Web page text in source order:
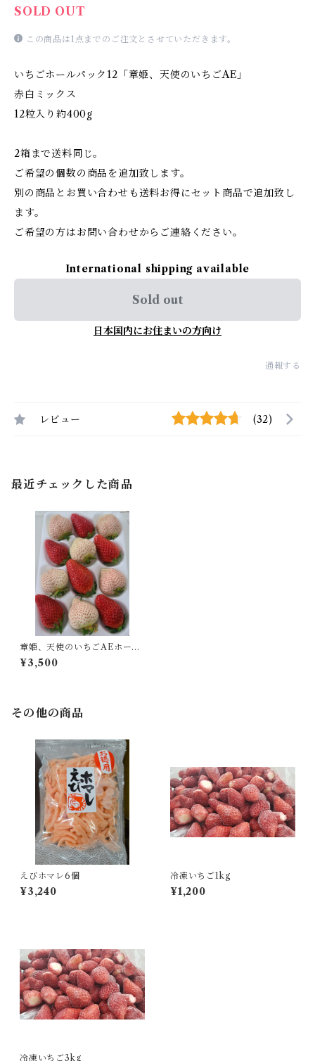
SOLD OUT
この商品は1点までのご注文とさせていただきます。
いちごホールパック12「章姫、天使のいちごAE」
赤白ミックス
12粒入り約400g
2箱まで送料同じ。
ご希望の個数の商品を追加致します。
別の商品とお買い合わせも送料お得にセット商品で追加致し
ます。
ご希望の方はお問い合わせからご連絡ください。
International shipping available
Sold out
日本国内にお住まいの方向け
通報する
レビュー (32)
最近チェックした商品
章姫、天使のいちごAEホール
パック12
¥3,500
その他の商品
えびホマレ6個
¥3,240
冷凍いちご1kg
¥1,200
冷凍いちご3kg